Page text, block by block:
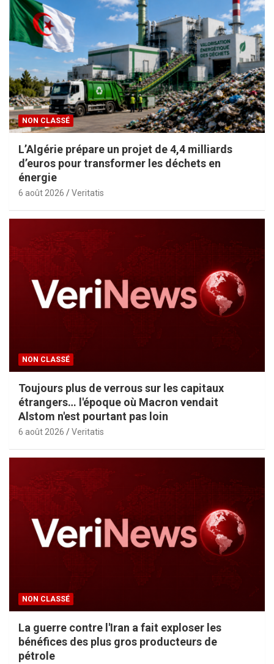
NON CLASSÉ
L’Algérie prépare un projet de 4,4 milliards
d’euros pour transformer les déchets en
énergie
6 août 2026 Veritatis
NON CLASSÉ
Toujours plus de verrous sur les capitaux
étrangers… l'époque où Macron vendait
Alstom n'est pourtant pas loin
6 août 2026 Veritatis
NON CLASSÉ
La guerre contre l'Iran a fait exploser les
bénéfices des plus gros producteurs de
pétrole